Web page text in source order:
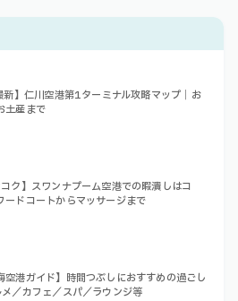
新】仁川空港第1ターミナル攻略マップ｜お
土産まで
コク】スワンナプーム空港での暇潰しはコ
ードコートからマッサージまで
空港ガイド】時間つぶしにおすすめの過ごし
／カフェ／スパ／ラウンジ等